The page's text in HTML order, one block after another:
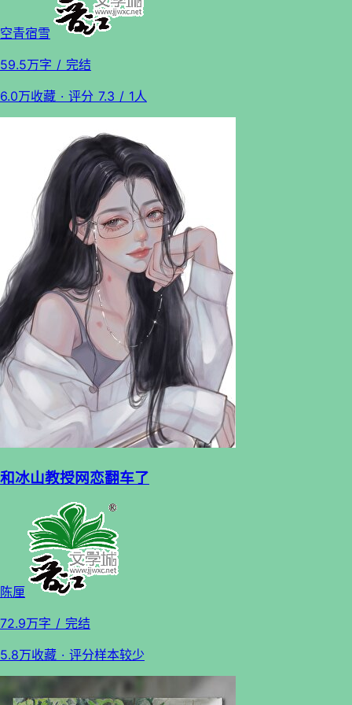
空青宿雪
59.5万字 / 完结
6.0万收藏 · 评分 7.3 / 1人
和冰山教授网恋翻车了
陈厘
72.9万字 / 完结
5.8万收藏 · 评分样本较少